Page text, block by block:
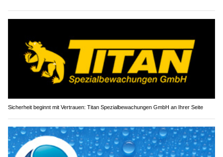
Sicherheit beginnt mit Vertrauen: Titan Spezialbewachungen GmbH an Ihrer Seite